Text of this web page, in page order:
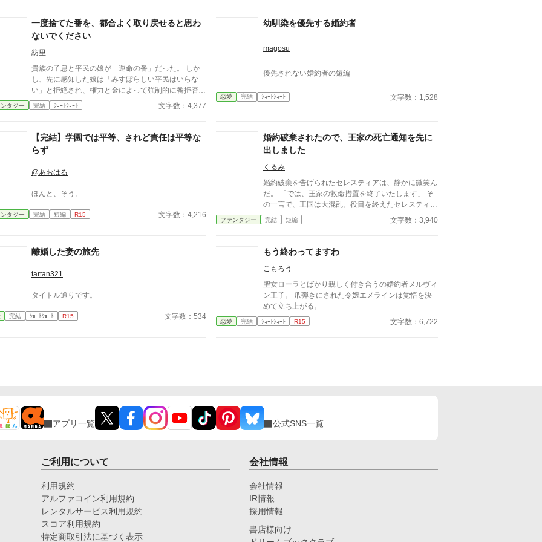
って、面倒でしょう？」 不誠実な夫も、無意味な結
婚も、 この際すべて切り捨ててしまいましょう。
女をどのような立場に置かれるおつもりですか」と。
その結果、小説のような断罪劇や反撃もなく、静かに
になろう」・「アルファポリス」に重複投稿、自サイ
一度捨てた番を、都合よく取り戻せると思わ
ないでください
紡里
貴族の子息と平民の娘が「運命の番」だった。 しか
し、先に感知した娘は「みすぼらしい平民はいらな
い」と拒絶され、権力と金によって強制的に番拒否の
手術を受けさせられる。 一年後。成長した子息は娘
を番だと認識し、今度は「解除しろ」と迫ってきた。
訴える。 「拒否なさったのは、そちらです」震えな
がらも、少女は法廷で自らの意思を語る。 運命か、
尊厳か――下された判決は？
タジー 完結 ｼｮｰﾄｼｮｰﾄ 文字数：4,377
幼馴染を優先する婚約者
magosu
優先されない婚約者の短編
恋愛 完結 ｼｮｰﾄｼｮｰﾄ 文字数：1,528
【完結】学園では平等、されど責任は平等な
らず
@あおはる
ほんと、そう。
タジー 完結 短編 R15 文字数：4,216
婚約破棄されたので、王家の死亡通知を先に
出しました
くるみ
婚約破棄を告げられたセレスティアは、静かに微笑ん
だ。 「では、王家の救命措置を終了いたします」 そ
の一言で、王国は大混乱。役目を終えたセレスティア
は、晴れやかに旅立つ。
ファンタジー 完結 短編 文字数：3,940
離婚した妻の旅先
tartan321
タイトル通りです。
完結 ｼｮｰﾄｼｮｰﾄ R15 文字数：534
もう終わってますわ
こもろう
聖女ローラとばかり親しく付き合うの婚約者メルヴィ
ン王子。 爪弾きにされた令嬢エメラインは覚悟を決
めて立ち上がる。
恋愛 完結 ｼｮｰﾄｼｮｰﾄ R15 文字数：6,722
アプリ一覧 公式SNS一覧
ご利用について
利用規約
アルファコイン利用規約
レンタルサービス利用規約
スコア利用規約
特定商取引法に基づく表示
会社情報
会社情報
IR情報
採用情報
書店様向け